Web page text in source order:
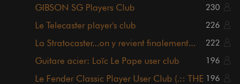
GIBSON SG Players Club 230
Le Telecaster player's club 226
La Stratocaster...on y revient finalement... 222
Guitare acier: Loïc Le Pape user club 196
Le Fender Classic Player User Club (.:: THE 196